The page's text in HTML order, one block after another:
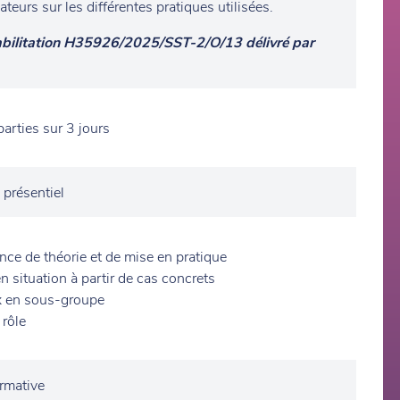
sur les différentes pratiques utilisées.
H35926/2025/SST-2/O/13 délivré par
sur 3 jours
de théorie et de mise en pratique
situation à partir de cas concrets
en sous-groupe
rôle